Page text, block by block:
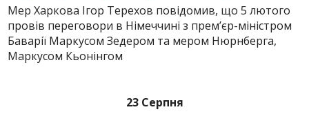
Мер Харкова Ігор Терехов повідомив, що 5 лютого
провів переговори в Німеччині з прем’єр-міністром
Баварії Маркусом Зедером та мером Нюрнберга,
Маркусом Кьонінгом
23 Серпня